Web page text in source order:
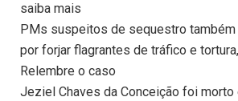
saiba mais
PMs suspeitos de sequestro
por forjar flagrantes de tráfico e
Relembre o caso
Jeziel Chaves da Conceição foi